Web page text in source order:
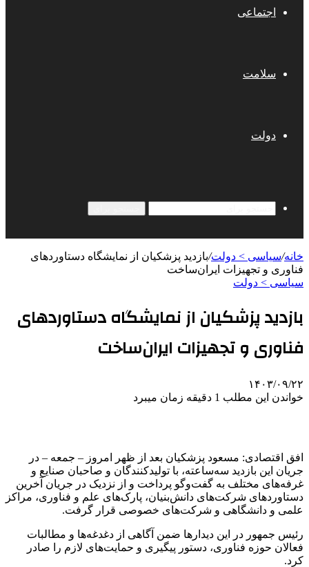
اجتماعی
سلامت
دولت
خانه/سیاسی > دولت/بازدید پزشکیان از نمایشگاه دستاوردهای
فناوری و تجهیزات ایران‌ساخت
سیاسی > دولت
بازدید پزشکیان از نمایشگاه دستاوردهای
فناوری و تجهیزات ایران‌ساخت
۱۴۰۳/۰۹/۲۲
خواندن این مطلب 1 دقیقه زمان میبرد
افق اقتصادی: مسعود پزشکیان بعد از ظهر امروز – جمعه – در
جریان این بازدید سه‌ساعته، با تولیدکنندگان و صاحبان صنایع و
غرفه‌های مختلف به گفت‌وگو پرداخت و از نزدیک در جریان آخرین
دستاوردهای شرکت‌های دانش‌بنیان، پارک‌های علم و فناوری، مراکز
علمی و دانشگاهی و شرکت‌های خصوصی قرار گرفت.
رئیس جمهور در این دیدارها ضمن آگاهی از دغدغه‌ها و مطالبات
فعالان حوزه فناوری، دستور پیگیری و حمایت‌های لازم را صادر
کرد.